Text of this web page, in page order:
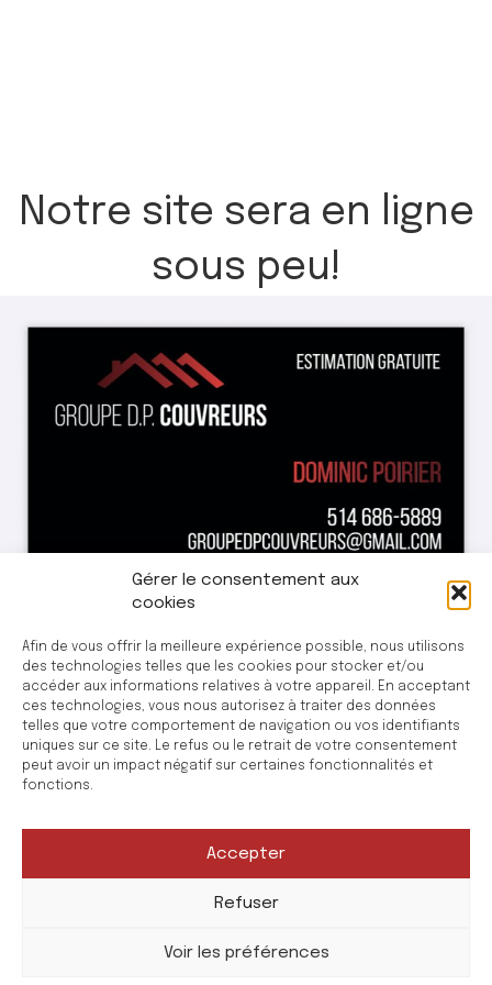
Gérer le consentement aux
cookies
Afin de vous offrir la meilleure expérience possible, nous utilisons
des technologies telles que les cookies pour stocker et/ou
accéder aux informations relatives à votre appareil. En acceptant
ces technologies, vous nous autorisez à traiter des données
telles que votre comportement de navigation ou vos identifiants
uniques sur ce site. Le refus ou le retrait de votre consentement
peut avoir un impact négatif sur certaines fonctionnalités et
fonctions.
Accepter
Refuser
Voir les préférences
Notre site sera en ligne
sous peu!